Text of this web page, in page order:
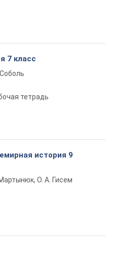
7 класс
тетрадь
история 9
О. А. Гисем